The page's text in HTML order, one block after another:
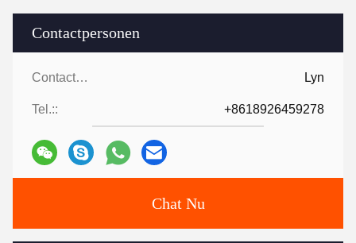
Contactpersonen
Contactpersonen: Lyn
Tel.:: +8618926459278
Chat Nu